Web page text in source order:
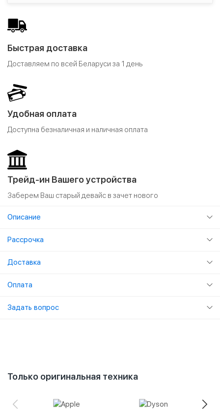
Быстрая доставка
Доставляем по всей Беларуси за 1 день
Удобная оплата
Доступна безналичная и наличная оплата
Трейд-ин Вашего устройства
Заберем Ваш старый девайс в зачет нового
Описание
Рассрочка
Доставка
Оплата
Задать вопрос
Только оригинальная техника